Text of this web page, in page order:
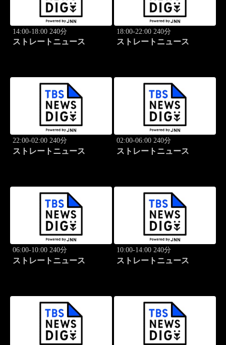
14:00-18:00 240分
ストレートニュース
18:00-22:00 240分
ストレートニュース
22:00-02:00 240分
ストレートニュース
02:00-06:00 240分
ストレートニュース
06:00-10:00 240分
ストレートニュース
10:00-14:00 240分
ストレートニュース